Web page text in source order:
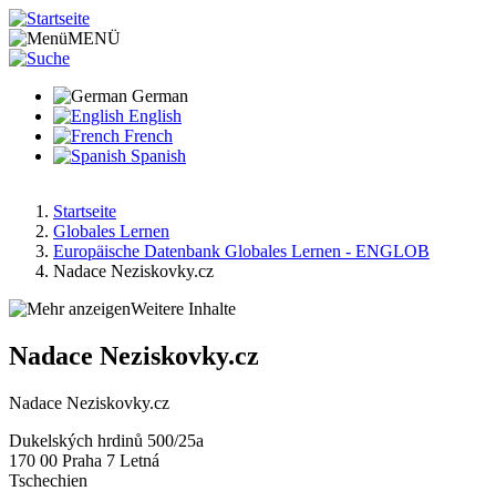
Direkt
zum
Inhalt
MENÜ
German
English
French
Spanish
Pfadnavigation
Startseite
Globales Lernen
Europäische Datenbank Globales Lernen - ENGLOB
Nadace Neziskovky.cz
Weitere Inhalte
Nadace Neziskovky.cz
Nadace Neziskovky.cz
Dukelských hrdinů 500/25a
170 00 Praha 7 Letná
Tschechien